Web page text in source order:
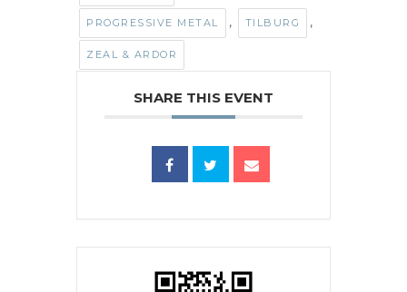
PROGRESSIVE METAL , TILBURG ,
ZEAL & ARDOR
SHARE THIS EVENT